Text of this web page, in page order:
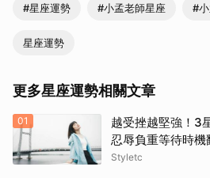
#星座運勢 #小孟老師星座 #
星座運勢
更多星座運勢相關文章
01
越受挫越堅強！3
忍辱負重等待時機
Styletc